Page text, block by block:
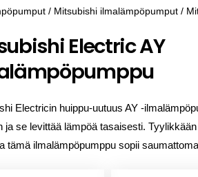
/ Mitsubishi ilmalämpöpumput/
Electric AY
Electricin huippu-uutuus AY -
ja se levittää lämpöä tasaisesti.
tämä ilmalämpöpumppu sopii